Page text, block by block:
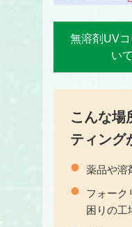
無溶剤UV
い
こんな場
ティング
薬品や溶
フォーク
困りの工